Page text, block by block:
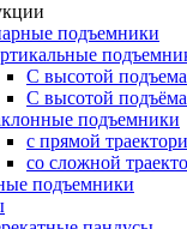
подъемники
С высотой
С высотой
подъемники
с прямой
со сложной
подъемники